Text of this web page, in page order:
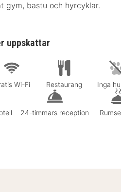
gym, bastu och hyrcyklar.
uppskattar
Wi-Fi Restaurang Inga
24-timmars reception